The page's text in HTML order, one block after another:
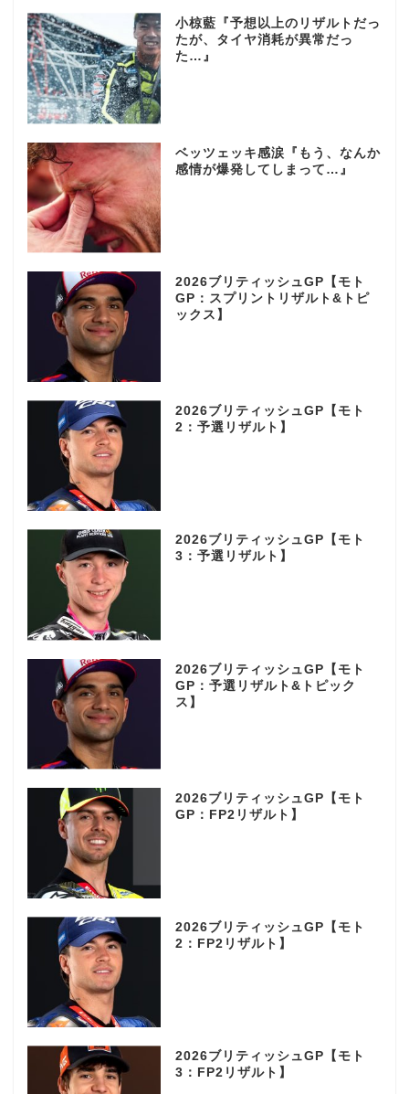
小椋藍『予想以上のリザルトだっ
たが、タイヤ消耗が異常だっ
た…』
ベッツェッキ感涙『もう、なんか
感情が爆発してしまって…』
2026ブリティッシュGP【モト
GP：スプリントリザルト&トピ
ックス】
2026ブリティッシュGP【モト
2：予選リザルト】
2026ブリティッシュGP【モト
3：予選リザルト】
2026ブリティッシュGP【モト
GP：予選リザルト&トピック
ス】
2026ブリティッシュGP【モト
GP：FP2リザルト】
2026ブリティッシュGP【モト
2：FP2リザルト】
2026ブリティッシュGP【モト
3：FP2リザルト】